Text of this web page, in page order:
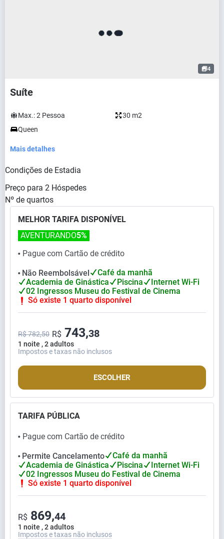
4
Suíte
Max.:2 Pessoa
30 m2
Queen
Mais detalhes
Condições de Estadia
Preço para 2 Hóspedes
Nº de quartos
MELHOR TARIFA DISPONÍVEL
⬤ Pague com Cartão de crédito
AVENTURANDO5%
⬤ Não Reembolsável
Café da manhã
Academia de Ginástica
Piscina
Internet Wi-Fi
02 Ingressos Museu do Festival de Cinema
Só existe 1 quarto disponível
1 noite , 2 adultos
R$ 782,50 R$ 743,38
Impostos e taxas não inclusos
ESCOLHER
TARIFA PÚBLICA
⬤ Pague com Cartão de crédito
⬤ Permite Cancelamento
Café da manhã
Academia de Ginástica
Piscina
Internet Wi-Fi
02 Ingressos Museu do Festival de Cinema
Só existe 1 quarto disponível
1 noite , 2 adultos
R$ 869,44
Impostos e taxas não inclusos